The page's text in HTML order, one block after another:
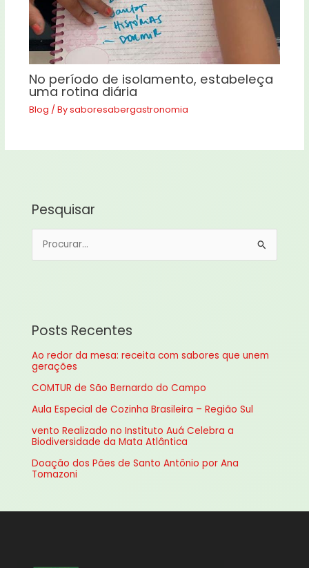
No período de isolamento, estabeleça
uma rotina diária
Blog / Bysaboresabergastronomia
Pesquisar
i
s
a
r
p
o
:
Posts Recentes
Ao redor da mesa: receita com sabores que unem
gerações
COMTUR de São Bernardo do Campo
Aula Especial de Cozinha Brasileira – Região Sul
vento Realizado no Instituto Auá Celebra a
Biodiversidade da Mata Atlântica
Doação dos Pães de Santo Antônio por Ana
Tomazoni